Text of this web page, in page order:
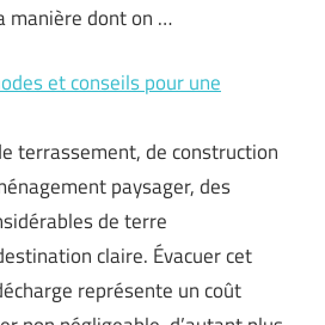
manière dont on …
et conseils pour une
terrassement, de construction
paysager, des
de terre
claire. Évacuer cet
représente un coût